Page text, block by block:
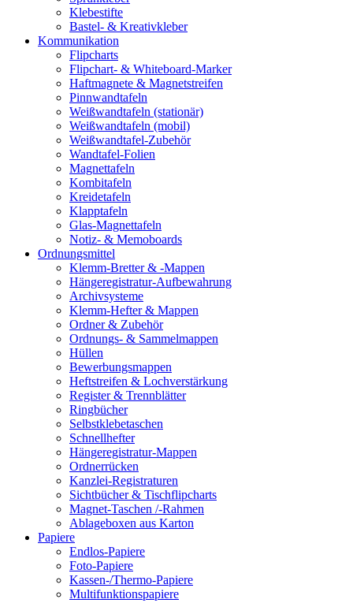
Klebestifte
Bastel- & Kreativkleber
Kommunikation
Flipcharts
Flipchart- & Whiteboard-Marker
Haftmagnete & Magnetstreifen
Pinnwandtafeln
Weißwandtafeln (stationär)
Weißwandtafeln (mobil)
Weißwandtafel-Zubehör
Wandtafel-Folien
Magnettafeln
Kombitafeln
Kreidetafeln
Klapptafeln
Glas-Magnettafeln
Notiz- & Memoboards
Ordnungsmittel
Klemm-Bretter & -Mappen
Hängeregistratur-Aufbewahrung
Archivsysteme
Klemm-Hefter & Mappen
Ordner & Zubehör
Ordnungs- & Sammelmappen
Hüllen
Bewerbungsmappen
Heftstreifen & Lochverstärkung
Register & Trennblätter
Ringbücher
Selbstklebetaschen
Schnellhefter
Hängeregistratur-Mappen
Ordnerrücken
Kanzlei-Registraturen
Sichtbücher & Tischflipcharts
Magnet-Taschen /-Rahmen
Ablageboxen aus Karton
Papiere
Endlos-Papiere
Foto-Papiere
Kassen-/Thermo-Papiere
Multifunktionspapiere